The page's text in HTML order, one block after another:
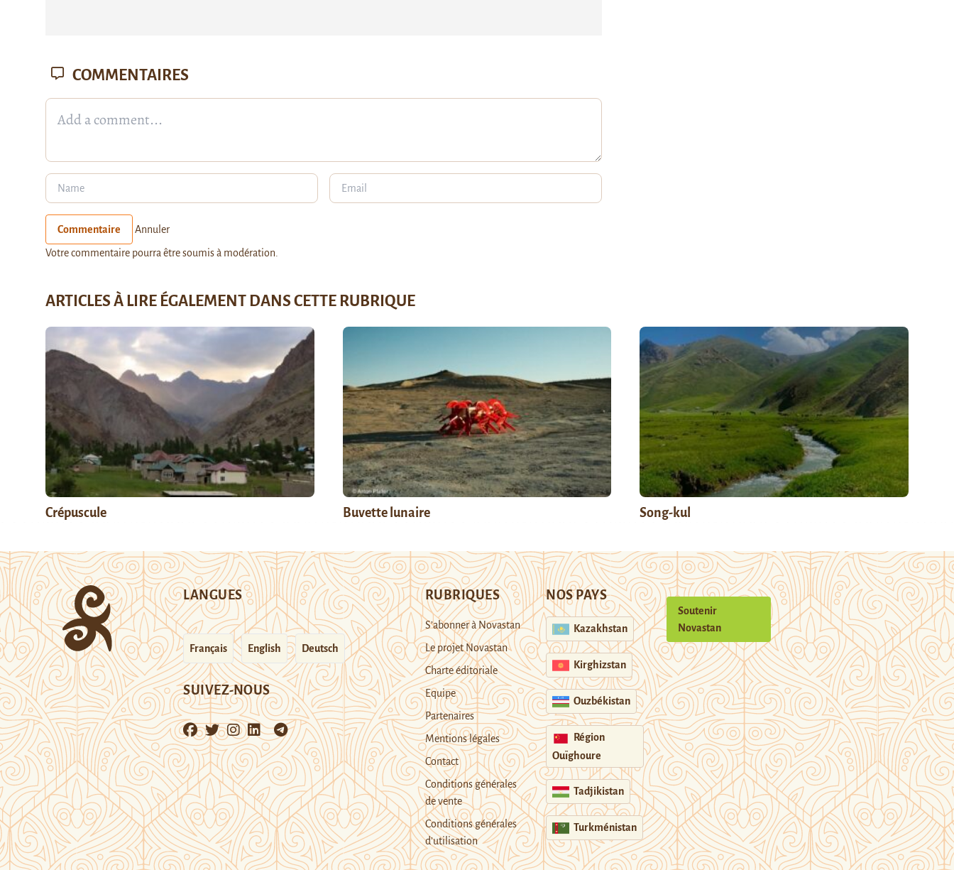
COMMENTAIRES
Commentaire Annuler
Votre commentaire pourra être soumis à modération.
ARTICLES À LIRE ÉGALEMENT DANS CETTE RUBRIQUE
Crépuscule Buvette lunaire Song-kul
LANGUES
Français English Deutsch
SUIVEZ-NOUS
RUBRIQUES
S’abonner à Novastan
Le projet Novastan
Charte éditoriale
Equipe
Partenaires
Mentions légales
Contact
Conditions générales
de vente
Conditions générales
d’utilisation
NOS PAYS
Kazakhstan
Kirghizstan
Ouzbékistan
Région
Ouïghoure
Tadjikistan
Turkménistan
Soutenir
Novastan